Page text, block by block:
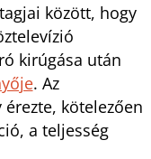
között, hogy
kirúgása után
. Az
kötelezően
a teljesség